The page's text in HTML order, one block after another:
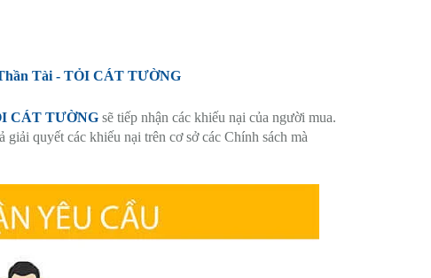
Tài - TỎI CÁT TƯỜNG
CÁT TƯỜNGsẽ tiếp nhận các khiếu nại của người mua.
quyết các khiếu nại trên cơ sở các Chính sách mà